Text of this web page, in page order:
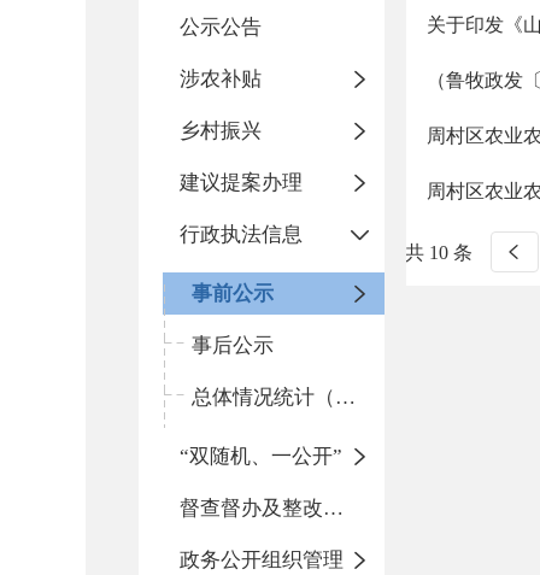
公示公告
涉农补贴
乡村振兴
建议提案办理
行政执法信息
事前公示
事后公示
总体情况统计（统计年报）
“双随机、一公开”
督查督办及整改落实情况
政务公开组织管理
关于印发《
（鲁牧政发
周村区农业
周村区农业
共 10 条